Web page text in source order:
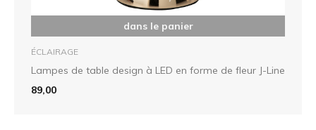
dans le panier
ÉCLAIRAGE
Lampes de table design à LED en forme de fleur J-Line
89,00